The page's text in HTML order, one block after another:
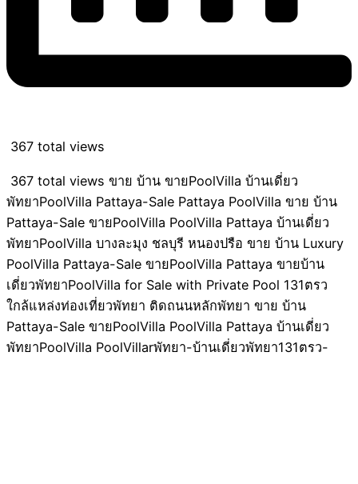
367 total views
367 total views ขาย บ้าน ขายPoolVilla บ้านเดี่ยว
พัทยาPoolVilla Pattaya-Sale Pattaya PoolVilla ขาย บ้าน
Pattaya-Sale ขายPoolVilla PoolVilla Pattaya บ้านเดี่ยว
พัทยาPoolVilla บางละมุง ชลบุรี หนองปรือ ขาย บ้าน Luxury
PoolVilla Pattaya-Sale ขายPoolVilla Pattaya ขายบ้าน
เดี่ยวพัทยาPoolVilla for Sale with Private Pool 131ตรว
ใกล้แหล่งท่องเที่ยวพัทยา ติดถนนหลักพัทยา ขาย บ้าน
Pattaya-Sale ขายPoolVilla PoolVilla Pattaya บ้านเดี่ยว
พัทยาPoolVilla PoolVillarพัทยา-บ้านเดี่ยวพัทยา131ตรว-